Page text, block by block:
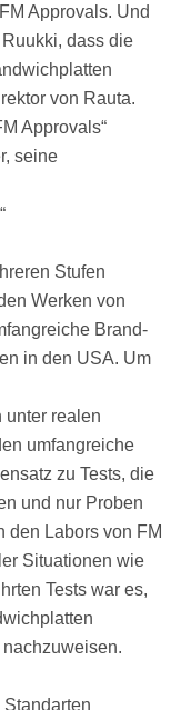
Approvals. Und
dass die
von Rauta.
Approvals“
seine
Stufen
Werken von
Brand-
in den USA. Um
unter realen
umfangreiche
zu Tests, die
und nur Proben
den Labors von FM
Situationen wie
Tests war es,